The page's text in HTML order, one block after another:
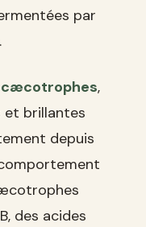
par
cæcotrophes,
brillantes
depuis
des acides